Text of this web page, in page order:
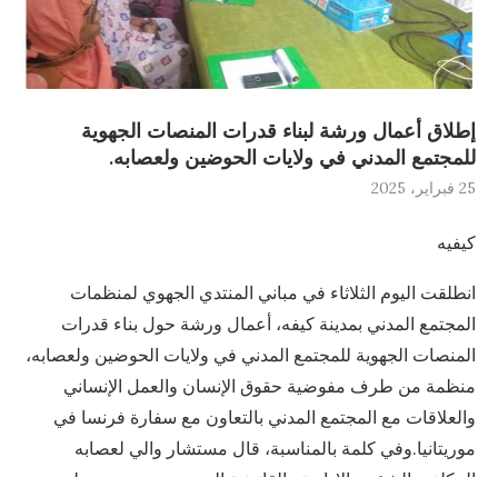
إطلاق أعمال ورشة لبناء قدرات المنصات الجهوية
للمجتمع المدني في ولايات الحوضين ولعصابه.
25 فبراير، 2025
كيفيه
انطلقت اليوم الثلاثاء في مباني المنتدي الجهوي لمنظمات
المجتمع المدني بمدينة كيفه، أعمال ورشة حول بناء قدرات
المنصات الجهوية للمجتمع المدني في ولايات الحوضين ولعصابه،
منظمة من طرف مفوضية حقوق الإنسان والعمل الإنساني
والعلاقات مع المجتمع المدني بالتعاون مع سفارة فرنسا في
موريتانيا.وفي كلمة بالمناسبة، قال مستشار والي لعصابه